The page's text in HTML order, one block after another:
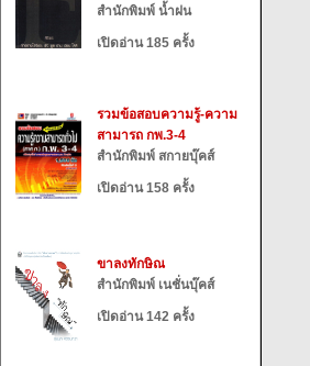
สำนักพิมพ์ น้ำฝน
เปิดอ่าน 185 ครั้ง
รวมข้อสอบความรู้-ความ
สามารถ กพ.3-4
สำนักพิมพ์ สกายบุ๊คส์
เปิดอ่าน 158 ครั้ง
ขาลงทักษิณ
สำนักพิมพ์ เนชั่นบุ๊คส์
เปิดอ่าน 142 ครั้ง